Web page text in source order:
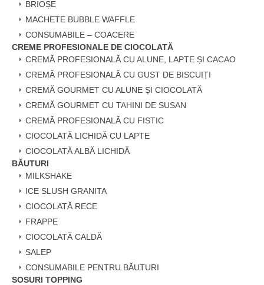
BRIOȘE
MACHETE BUBBLE WAFFLE
CONSUMABILE – COACERE
CREME PROFESIONALE DE CIOCOLATĂ
CREMĂ PROFESIONALĂ CU ALUNE, LAPTE ȘI CACAO
CREMĂ PROFESIONALĂ CU GUST DE BISCUIȚI
CREMĂ GOURMET CU ALUNE ȘI CIOCOLATĂ
CREMĂ GOURMET CU TAHINI DE SUSAN
CREMĂ PROFESIONALĂ CU FISTIC
CIOCOLATĂ LICHIDĂ CU LAPTE
CIOCOLATĂ ALBĂ LICHIDĂ
BĂUTURI
MILKSHAKE
ICE SLUSH GRANITA
CIOCOLATĂ RECE
FRAPPE
CIOCOLATĂ CALDĂ
SALEP
CONSUMABILE PENTRU BĂUTURI
SOSURI TOPPING